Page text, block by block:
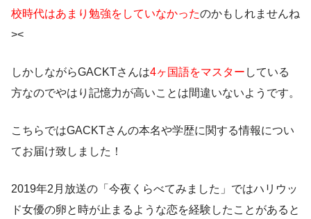
校時代はあまり勉強をしていなかったのかもしれませんね
><
しかしながらGACKTさんは4ヶ国語をマスター している
方なのでやはり記憶力が高いことは間違いないようです。
こちらではGACKTさんの本名や学歴に関する情報につい
てお届け致しました！
2019年2月放送の「今夜くらべてみました」ではハリウッ
ド女優の卵と時が止まるような恋を経験したことがあると